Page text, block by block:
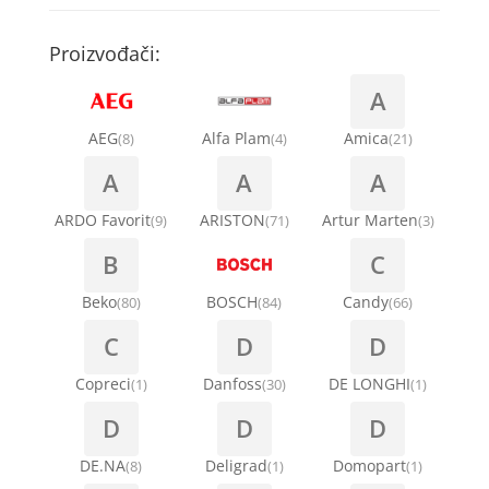
Ručice za vrata za veš mašinu
Šarke za veš mašine
Stakla i okviri vrata za veš mašinu
Termostati i hidrostati za veš mašine
Točkići za sudo mašine
Kompresori za klima uređaje
Kondenz creva
Nosači za klimu
Ostali materijal za montažu klima uređaja
Proizvođači:
AEG(8) Alfa Plam(4)
A
Amica(21)
A
ARDO Favorit(9)
A
ARISTON(71)
A
Artur Marten(3)
B
Beko(80) BOSCH(84)
C
Candy(66)
C
Copreci(1)
D
Danfoss(30)
D
DE LONGHI(1)
D
DE.NA(8)
D
Deligrad(1)
D
Domopart(1)